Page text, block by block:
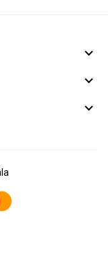


